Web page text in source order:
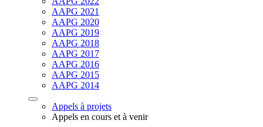
AAPG 2021
AAPG 2020
AAPG 2019
AAPG 2018
AAPG 2017
AAPG 2016
AAPG 2015
AAPG 2014
Appels à projets
Appels en cours et à venir